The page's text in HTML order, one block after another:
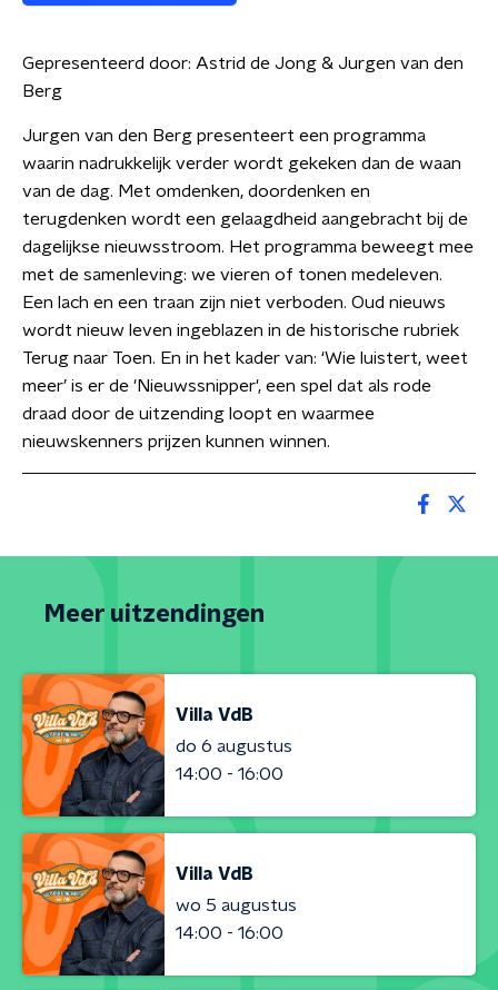
Gepresenteerd door: Astrid de Jong & Jurgen van den
Berg
Jurgen van den Berg presenteert een programma
waarin nadrukkelijk verder wordt gekeken dan de waan
van de dag. Met omdenken, doordenken en
terugdenken wordt een gelaagdheid aangebracht bij de
dagelijkse nieuwsstroom. Het programma beweegt mee
met de samenleving: we vieren of tonen medeleven.
Een lach en een traan zijn niet verboden. Oud nieuws
wordt nieuw leven ingeblazen in de historische rubriek
Terug naar Toen. En in het kader van: ‘Wie luistert, weet
meer’ is er de 'Nieuwssnipper', een spel dat als rode
draad door de uitzending loopt en waarmee
nieuwskenners prijzen kunnen winnen.
Meer uitzendingen
Villa VdB
do 6 augustus
14:00 - 16:00
Villa VdB
wo 5 augustus
14:00 - 16:00